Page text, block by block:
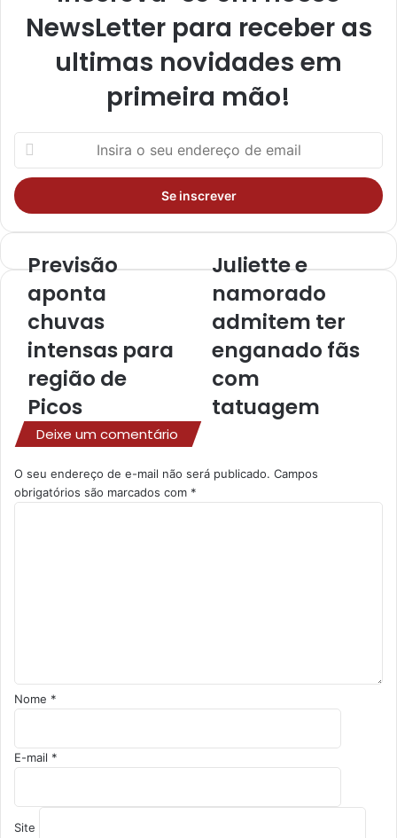
NewsLetter para receber as
ultimas novidades em
primeira mão!
i
a
s
ç
d
e
Previsão
aponta
chuvas
intensas para
região de
Picos
Juliette e
namorado
admitem ter
enganado fãs
com
tatuagem
Deixe um comentário
O seu endereço de e-mail não será publicado. Campos
obrigatórios são marcados com *
*
Nome *
E-mail *
Site